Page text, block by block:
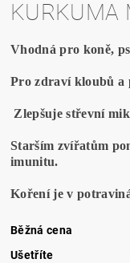
KURKUMA
Vhodná pro koně,
Pro zdraví kloubů a
Zlepšuje střevní
Starším zvířatům
imunitu.
Koření je v
Běžná cena
Ušetříte